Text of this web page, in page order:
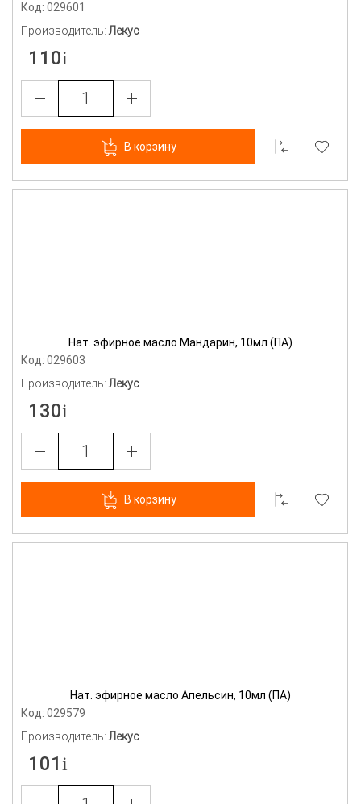
Код: 029601
Производитель:Лекус
110
В корзину
Нат. эфирное масло Мандарин, 10мл (ПА)
Код: 029603
Производитель:Лекус
130
В корзину
Нат. эфирное масло Апельсин, 10мл (ПА)
Код: 029579
Производитель:Лекус
101